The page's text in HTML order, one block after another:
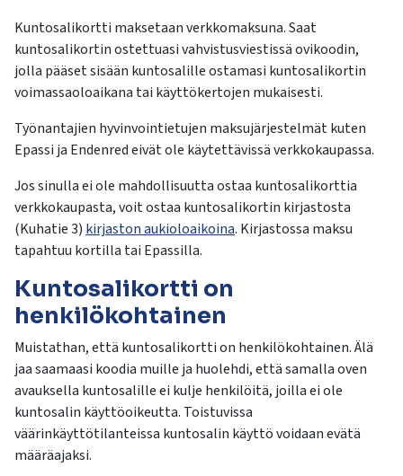
Kuntosalikortti maksetaan verkkomaksuna. Saat
kuntosalikortin ostettuasi vahvistusviestissä ovikoodin,
jolla pääset sisään kuntosalille ostamasi kuntosalikortin
voimassaoloaikana tai käyttökertojen mukaisesti.
Työnantajien hyvinvointietujen maksujärjestelmät kuten
Epassi ja Endenred eivät ole käytettävissä verkkokaupassa.
Jos sinulla ei ole mahdollisuutta ostaa kuntosalikorttia
verkkokaupasta, voit ostaa kuntosalikortin kirjastosta
(Kuhatie 3)kirjaston aukioloaikoina. Kirjastossa maksu
tapahtuu kortilla tai Epassilla.
Kuntosalikortti on
henkilökohtainen
Muistathan, että kuntosalikortti on henkilökohtainen. Älä
jaa saamaasi koodia muille ja huolehdi, että samalla oven
avauksella kuntosalille ei kulje henkilöitä, joilla ei ole
kuntosalin käyttöoikeutta. Toistuvissa
väärinkäyttötilanteissa kuntosalin käyttö voidaan evätä
määräajaksi.